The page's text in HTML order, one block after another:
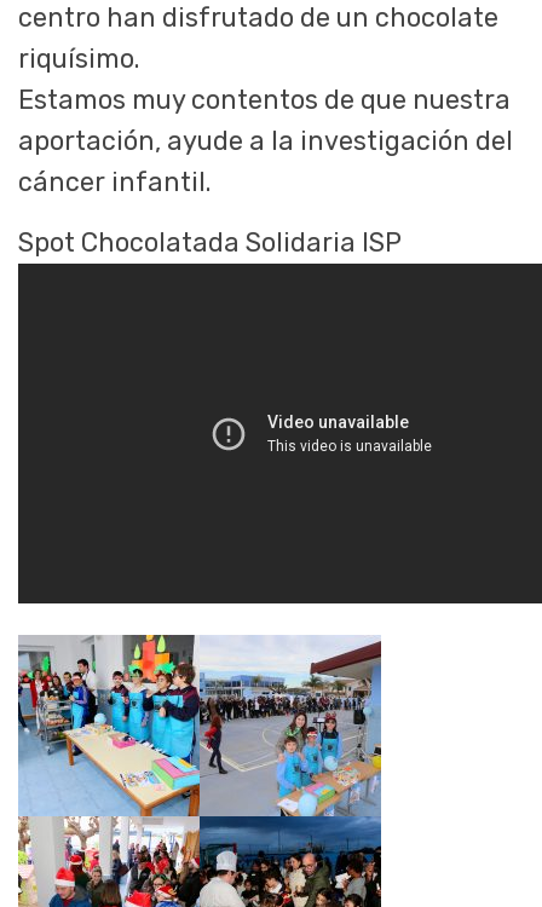
centro han disfrutado de un chocolate
riquísimo.
Estamos muy contentos de que nuestra
aportación, ayude a la investigación del
cáncer infantil.
Spot Chocolatada Solidaria ISP